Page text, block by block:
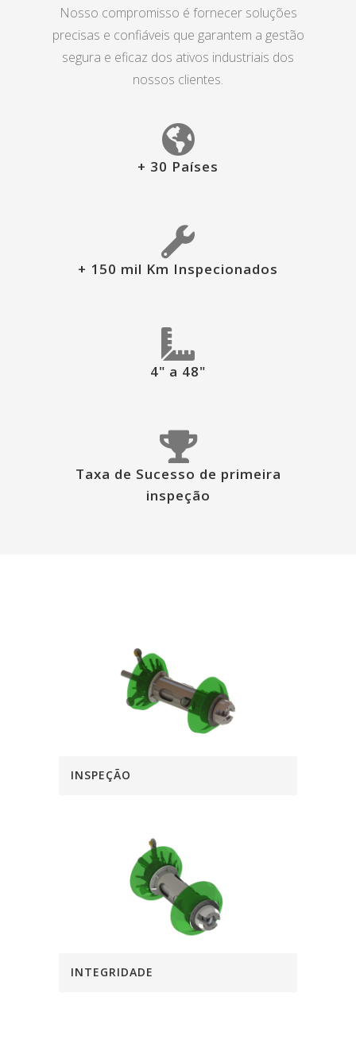
Nosso compromisso é fornecer soluções
precisas e confiáveis que garantem a gestão
segura e eficaz dos ativos industriais dos
nossos clientes.
+ 30 Países
+ 150 mil Km Inspecionados
4" a 48"
Taxa de Sucesso de primeira
inspeção
INSPEÇÃO
INTEGRIDADE